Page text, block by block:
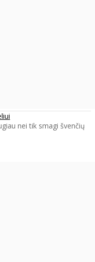
nei tik smagi švenčių